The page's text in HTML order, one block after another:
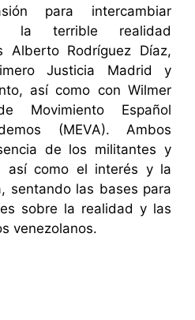
para intercambiar
la terrible realidad
Alberto Rodríguez Díaz,
Justicia Madrid y
así como con Wilmer
Movimiento Español
(MEVA). Ambos
de los militantes y
así como el interés y la
sentando las bases para
sobre la realidad y las
venezolanos.